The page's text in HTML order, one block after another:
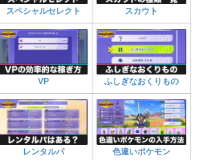
スペシャルセレクト スカウト
VP ふしぎなおくりもの
レンタルパ 色違いポケモン